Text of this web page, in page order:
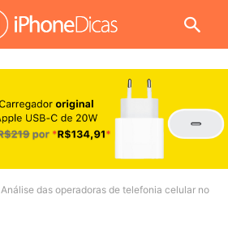
Análise das operadoras de telefonia celular no